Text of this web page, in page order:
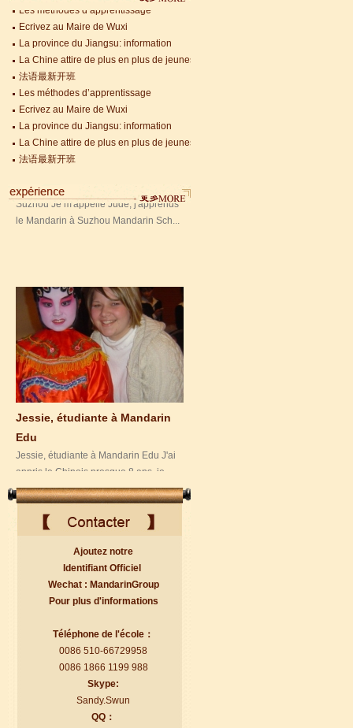
Les méthodes d’apprentissage
Ecrivez au Maire de Wuxi
La province du Jiangsu: information
La Chine attire de plus en plus de jeunes Français
法语最新开班
Les méthodes d’apprentissage
Ecrivez au Maire de Wuxi
La province du Jiangsu: information
La Chine attire de plus en plus de jeunes Français
法语最新开班
Jude, étudiant de Mandarin
Edu de Suzhou
Jude, étudiant de Mandarin Edu de
Suzhou Je m'appelle Jude, j'apprends
le Mandarin à Suzhou Mandarin Sch...
Jessie, étudiante à Mandarin
Edu
Jessie, étudiante à Mandarin Edu J'ai
appris le Chinois presque 8 ans, je
peux comprendre ce que les Chi...
Florent, étudiant à Mandarin
Florent, étudiant à Mandarin Edu
J'adore Mandarin Education School de
Wuxi. C'est la manière LA PLUS FA...
Ajoutez notre
Identifiant Officiel
Wechat : MandarinGroup
Pour plus d'informations
Téléphone de l'école：
0086 510-66729958
0086 1866 1199 988
Skype:
Sandy.Swun
QQ：